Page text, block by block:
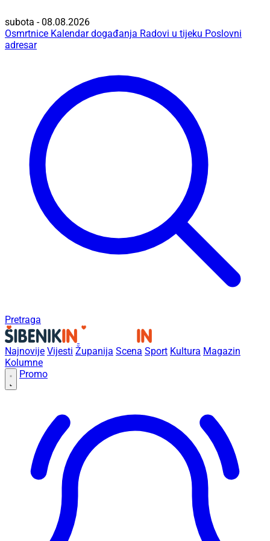
subota - 08.08.2026
Osmrtnice Kalendar događanja Radovi u tijeku Poslovni
adresar
Pretraga
Najnovije Vijesti Županija Scena Sport Kultura Magazin
Kolumne
Promo